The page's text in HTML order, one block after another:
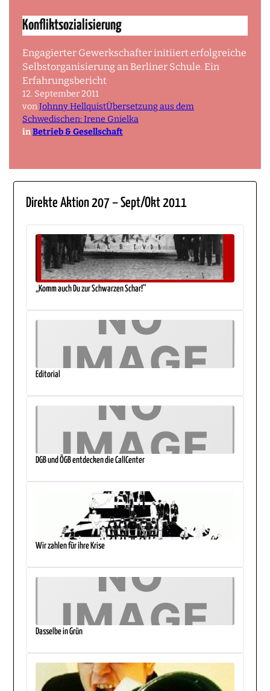
Konfliktsozialisierung
Engagierter Gewerkschafter initiiert erfolgreiche
Selbstorganisierung an Berliner Schule. Ein
Erfahrungsbericht
12. September 2011
vonJohnny HellquistÜbersetzung aus dem
Schwedischen: Irene Gnielka
inBetrieb & Gesellschaft
Direkte Aktion 207 – Sept/Okt 2011
„Komm auch Du zur Schwarzen Schar!“
Editorial
DGB und ÖGB entdecken die CallCenter
Wir zahlen für ihre Krise
Dasselbe in Grün